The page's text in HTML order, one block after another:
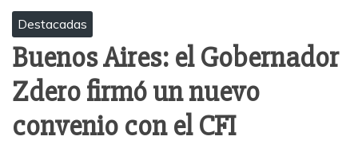
Destacadas
Buenos Aires: el Gobernador
Zdero firmó un nuevo
convenio con el CFI